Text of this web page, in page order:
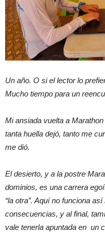
Un año. O si el lector lo
Mucho tiempo para un
Mi ansiada vuelta a
tanta huella dejó, tanto me
me dió.
El desierto, y a la postre
dominios, es una carrera
“la otra”. Aquí no funciona
consecuencias, y al final,
vale tenerla apuntada en un